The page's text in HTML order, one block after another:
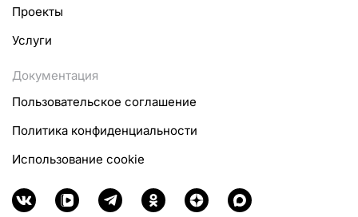
Проекты
Услуги
Документация
Пользовательское соглашение
Политика конфиденциальности
Использование cookie